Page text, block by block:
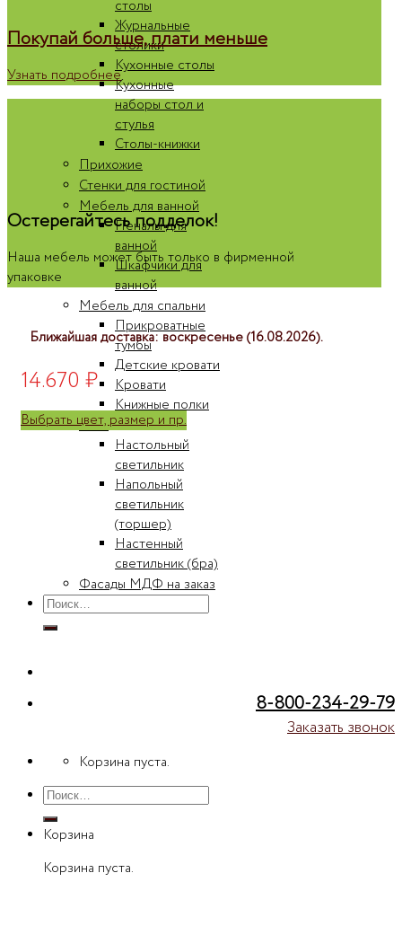
столы
Журнальные
столики
Кухонные столы
Кухонные
наборы стол и
стулья
Столы-книжки
Прихожие
Стенки для гостиной
Мебель для ванной
Пеналы для
ванной
Шкафчики для
ванной
Мебель для спальни
Прикроватные
тумбы
Детские кровати
Кровати
Книжные полки
Свет
Настольный
светильник
Напольный
светильник
(торшер)
Настенный
светильник (бра)
Фасады МДФ на заказ
Искать:
8-800-234-29-79
Заказать звонок
Корзина пуста.
Искать:
Корзина
Корзина пуста.
Покупай больше, плати меньше
Узнать подробнее
Остерегайтесь подделок!
Наша мебель может быть только в фирменной
упаковке
Ближайшая доставка: воскресенье (16.08.2026).
14.670 ₽
Выбрать цвет, размер и пр.